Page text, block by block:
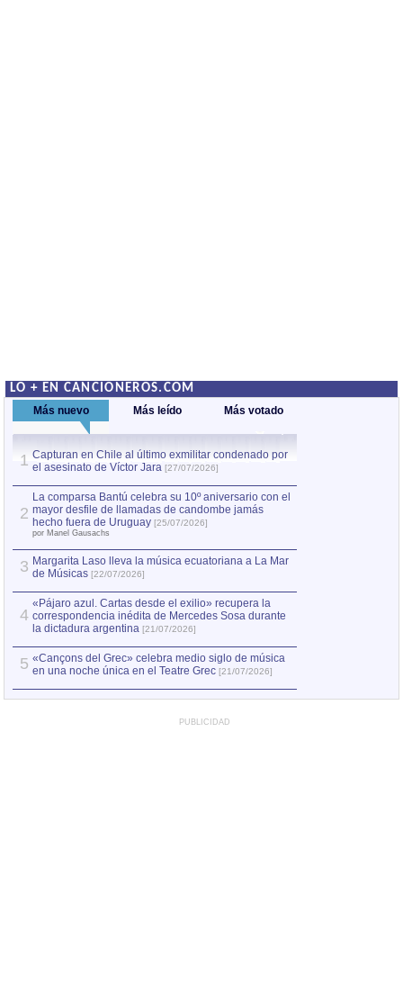
LO + EN CANCIONEROS.COM
Más nuevo Más leído Más votado
1 Capturan en Chile al último exmilitar condenado por
el asesinato de Víctor Jara [27/07/2026]
2
La comparsa Bantú celebra su 10º aniversario con el
mayor desfile de llamadas de candombe jamás
hecho fuera de Uruguay [25/07/2026]
por Manel Gausachs
3 Margarita Laso lleva la música ecuatoriana a La Mar
de Músicas [22/07/2026]
4
«Pájaro azul. Cartas desde el exilio» recupera la
correspondencia inédita de Mercedes Sosa durante
la dictadura argentina [21/07/2026]
5 «Cançons del Grec» celebra medio siglo de música
en una noche única en el Teatre Grec [21/07/2026]
PUBLICIDAD